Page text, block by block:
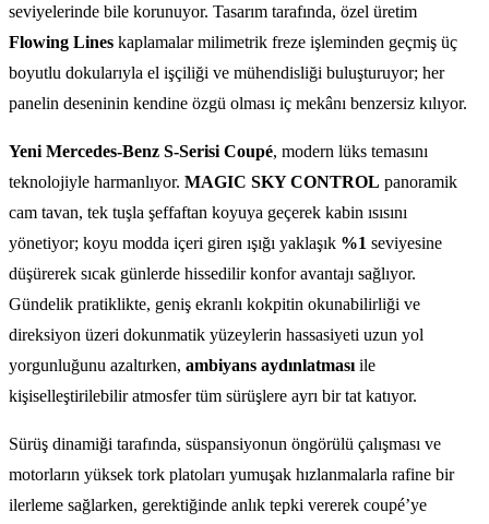
seviyelerinde bile korunuyor. Tasarım tarafında, özel üretim
Flowing Lines kaplamalar milimetrik freze işleminden geçmiş üç
boyutlu dokularıyla el işçiliği ve mühendisliği buluşturuyor; her
panelin deseninin kendine özgü olması iç mekânı benzersiz kılıyor.
Yeni Mercedes-Benz S-Serisi Coupé, modern lüks temasını
teknolojiyle harmanlıyor. MAGIC SKY CONTROL panoramik
cam tavan, tek tuşla şeffaftan koyuya geçerek kabin ısısını
yönetiyor; koyu modda içeri giren ışığı yaklaşık %1 seviyesine
düşürerek sıcak günlerde hissedilir konfor avantajı sağlıyor.
Gündelik pratiklikte, geniş ekranlı kokpitin okunabilirliği ve
direksiyon üzeri dokunmatik yüzeylerin hassasiyeti uzun yol
yorgunluğunu azaltırken, ambiyans aydınlatması ile
kişiselleştirilebilir atmosfer tüm sürüşlere ayrı bir tat katıyor.
Sürüş dinamiği tarafında, süspansiyonun öngörülü çalışması ve
motorların yüksek tork platoları yumuşak hızlanmalarla rafine bir
ilerleme sağlarken, gerektiğinde anlık tepki vererek coupé’ye